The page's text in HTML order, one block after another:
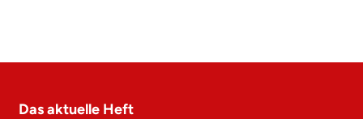
Das aktuelle Heft